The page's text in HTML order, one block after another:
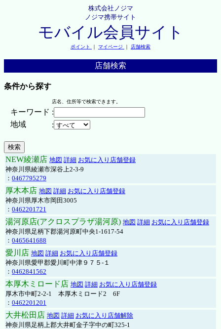
株式会社ノジマ
ノジマ携帯サイト
モバイル会員サイト
ポイント ｜ マイページ ｜ 店舗検索
店舗検索
条件から探す
店名、住所等で検索できます。
キーワード :
地域
:
NEW綾瀬店 地図 詳細 お気に入り店舗登録
神奈川県綾瀬市深谷上2-3-9
： 0467795279
厚木本店 地図 詳細 お気に入り店舗登録
神奈川県厚木市岡田3005
： 0462201721
湯河原店(アクロスプラザ湯河原) 地図 詳細 お気に入り店舗登録
神奈川県足柄下郡湯河原町中央1-1617-54
： 0465641688
愛川店 地図 詳細 お気に入り店舗登録
神奈川県愛甲郡愛川町中津９７５-１
： 0462841562
本厚木ミロード店 地図 詳細 お気に入り店舗登録
厚木市中町2-2-1 本厚木ミロード2 6F
： 0462201201
大井松田店 地図 詳細 お気に入り店舗解除
神奈川県足柄上郡大井町金子字中の町325-1